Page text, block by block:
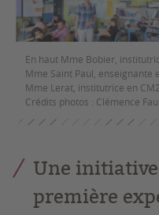
En haut Mme Bobier,
Mme Saint Paul, enseignante
Mme Lerat, institutrice en
Crédits photos : Clémence
Une initiative
première